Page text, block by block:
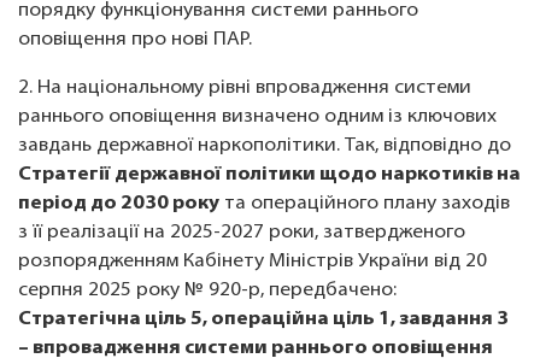
порядку функціонування системи раннього
оповіщення про нові ПАР.
2. На національному рівні впровадження системи
раннього оповіщення визначено одним із ключових
завдань державної наркополітики. Так, відповідно до
Стратегії державної політики щодо наркотиків на
період до 2030 року та операційного плану заходів
з її реалізації на 2025-2027 роки, затвердженого
розпорядженням Кабінету Міністрів України від 20
серпня 2025 року № 920-р, передбачено:
Стратегічна ціль 5, операційна ціль 1, завдання 3
– впровадження системи раннього оповіщення